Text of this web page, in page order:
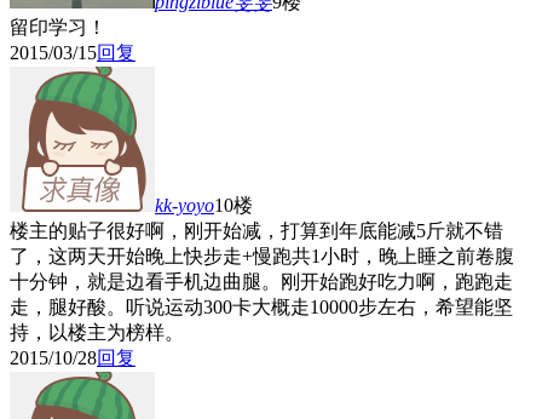
留印学习！
2015/03/15回复
kk-yoyo10楼
楼主的贴子很好啊，刚开始减，打算到年底能减5斤就不错
了，这两天开始晚上快步走+慢跑共1小时，晚上睡之前卷腹
十分钟，就是边看手机边曲腿。刚开始跑好吃力啊，跑跑走
走，腿好酸。听说运动300卡大概走10000步左右，希望能坚
持，以楼主为榜样。
2015/10/28回复